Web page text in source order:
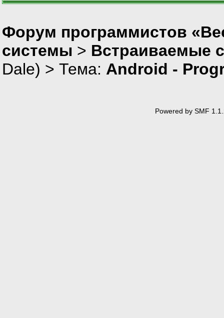
Форум программистов
системы > Встраиваемые
Dale) > Тема: Android -
Powered by SMF